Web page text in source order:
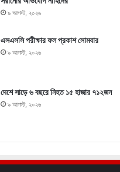
৯ আগস্ট, ২০২৬
এসএসসি পরীক্ষার ফল প্রকাশ সোমবার
৯ আগস্ট, ২০২৬
দেশে সাড়ে ৬ বছরে নিহত ১৫ হাজার ৭১২জন
৯ আগস্ট, ২০২৬